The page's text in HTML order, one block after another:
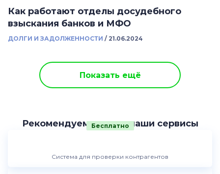
Как работают отделы досудебного
взыскания банков и МФО
ДОЛГИ И ЗАДОЛЖЕННОСТИ / 21.06.2024
Показать ещё
Рекомендуем другие наши сервисы
Бесплатно
Система для проверки контрагентов